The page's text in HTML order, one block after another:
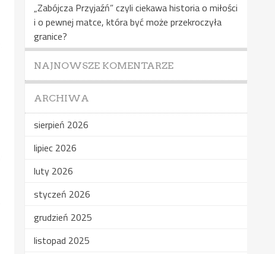
„Zabójcza Przyjaźń” czyli ciekawa historia o miłości
i o pewnej matce, która być może przekroczyła
granice?
NAJNOWSZE KOMENTARZE
ARCHIWA
sierpień 2026
lipiec 2026
luty 2026
styczeń 2026
grudzień 2025
listopad 2025